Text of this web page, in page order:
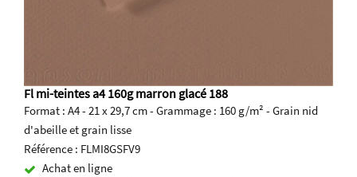
Fl mi-teintes a4 160g marron glacé 188
Format : A4 - 21 x 29,7 cm - Grammage : 160 g/m² - Grain nid
d'abeille et grain lisse
Référence : FLMI8GSFV9
Achat en ligne